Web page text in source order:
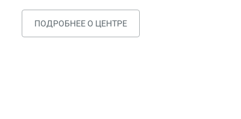
ПОДРОБНЕЕ О ЦЕНТРЕ